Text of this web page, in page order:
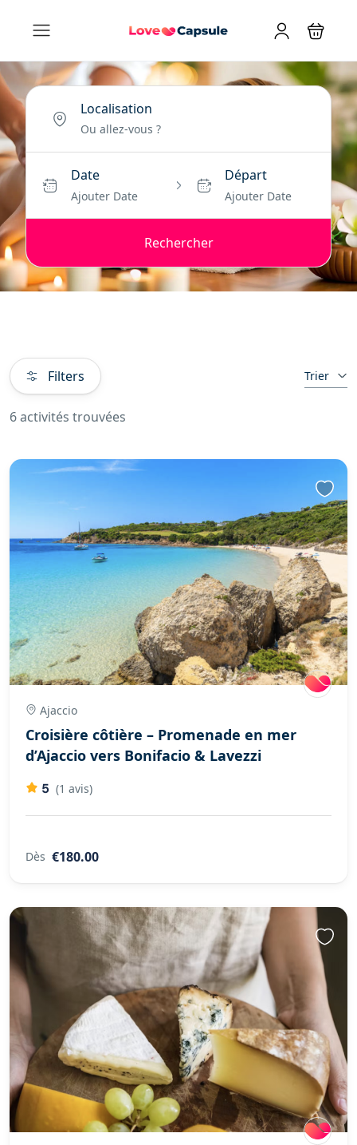
Localisation
Date
Ajouter Date
Départ
Ajouter Date
Rechercher
Filters Trier
6 activités trouvées
Ajaccio
Croisière côtière – Promenade en mer
d’Ajaccio vers Bonifacio & Lavezzi
5 (1 avis)
Dès €180.00